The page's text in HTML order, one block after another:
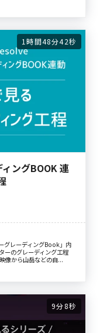
1時間48分42秒
ングBOOK 連
レーディングBook」内
ーのグレーディング工程
像から山岳などの自...
9分8秒